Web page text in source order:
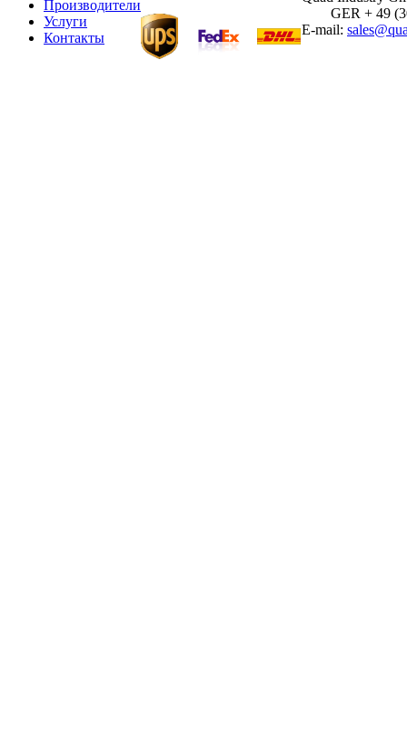
Производители
Услуги
Контакты
GER + 49
E-mail: